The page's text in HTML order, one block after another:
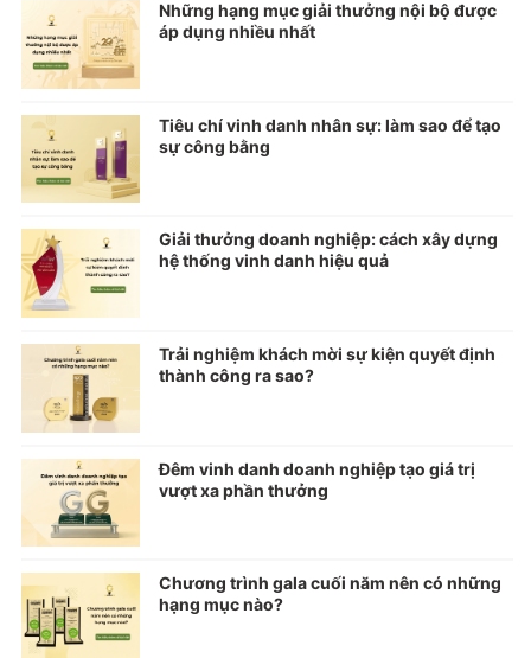
Những hạng mục giải thưởng nội bộ được
áp dụng nhiều nhất
Tiêu chí vinh danh nhân sự: làm sao để tạo
sự công bằng
Giải thưởng doanh nghiệp: cách xây dựng
hệ thống vinh danh hiệu quả
Trải nghiệm khách mời sự kiện quyết định
thành công ra sao?
Đêm vinh danh doanh nghiệp tạo giá trị
vượt xa phần thưởng
Chương trình gala cuối năm nên có những
hạng mục nào?